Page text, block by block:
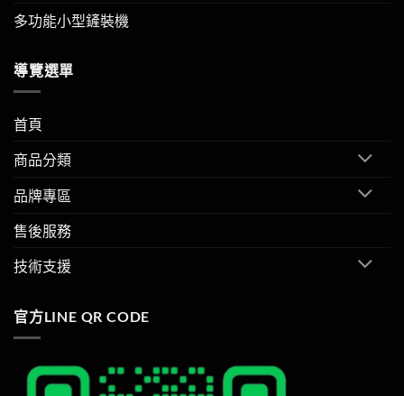
多功能小型鏟裝機
導覽選單
首頁
商品分類
品牌專區
售後服務
技術支援
官方LINE QR CODE